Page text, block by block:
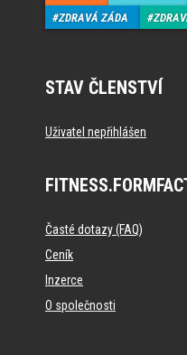
ZDRAVÁ ZÁDA
STAV ČLENSTVÍ
Uživatel nepřihlášen
Časté dotazy (FAQ)
Ceník
Inzerce
O společnosti